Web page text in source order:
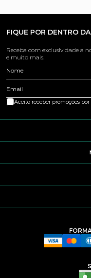
FIQUE POR DENTRO
Receba com exclusividade a
e muito mais.
Nome
Email
Aceito receber promoções por